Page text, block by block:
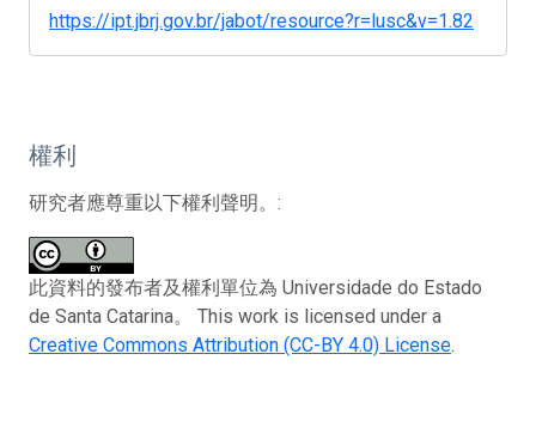
https://ipt.jbrj.gov.br/jabot/resource?r=lusc&v=1.82
權利
研究者應尊重以下權利聲明。:
此資料的發布者及權利單位為 Universidade do Estado
de Santa Catarina。 This work is licensed under a
Creative Commons Attribution (CC-BY 4.0) License.